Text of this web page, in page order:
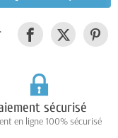
sécurisé
en ligne 100% sécurisé